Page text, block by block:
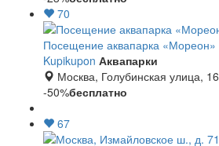
70
Посещение аквапарка «Мореон»
Kupikupon Аквапарки
Москва, Голубинская улица, 16
-50%бесплатно
67